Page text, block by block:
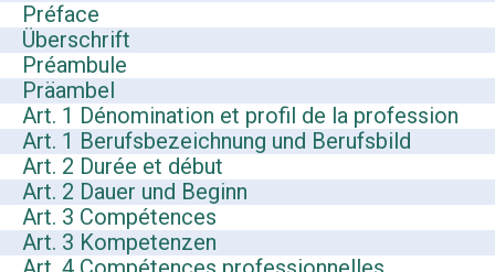
Préface
Überschrift
Préambule
Präambel
Art. 1 Dénomination et profil de la profession
Art. 1 Berufsbezeichnung und Berufsbild
Art. 2 Durée et début
Art. 2 Dauer und Beginn
Art. 3 Compétences
Art. 3 Kompetenzen